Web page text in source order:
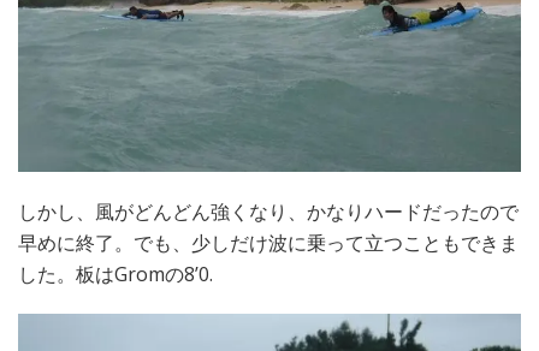
しかし、風がどんどん強くなり、かなりハードだったので
早めに終了。でも、少しだけ波に乗って立つこともできま
した。板はGromの8’0.